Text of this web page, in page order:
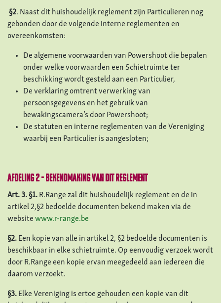
§2. Naast dit huishoudelijk reglement zijn Particulieren nog
gebonden door de volgende interne reglementen en
overeenkomsten:
De algemene voorwaarden van Powershoot die bepalen
onder welke voorwaarden een Schietruimte ter
beschikking wordt gesteld aan een Particulier,
De verklaring omtrent verwerking van
persoonsgegevens en het gebruik van
bewakingscamera’s door Powershoot;
De statuten en interne reglementen van de Vereniging
waarbij een Particulier is aangesloten;
Afdeling 2 - Bekendmaking van dit reglement
Art. 3. §1. R.Range zal dit huishoudelijk reglement en de in
artikel 2,§2 bedoelde documenten bekend maken via de
website www.r-range.be
§2. Een kopie van alle in artikel 2, §2 bedoelde documenten is
beschikbaar in elke schietruimte. Op eenvoudig verzoek wordt
door R.Range een kopie ervan meegedeeld aan iedereen die
daarom verzoekt.
§3. Elke Vereniging is ertoe gehouden een kopie van dit